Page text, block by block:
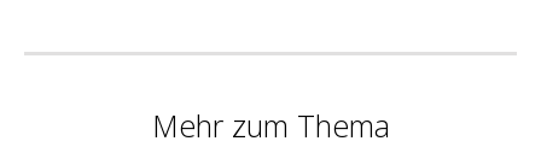
Mehr zum Thema